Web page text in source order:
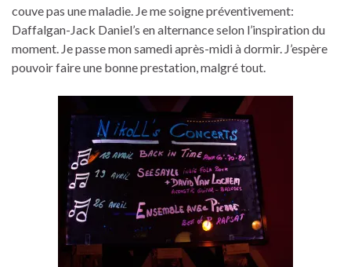
couve pas une maladie. Je me soigne préventivement:
Daffalgan-Jack Daniel’s en alternance selon l’inspiration du
moment. Je passe mon samedi après-midi à dormir. J’espère
pouvoir faire une bonne prestation, malgré tout.